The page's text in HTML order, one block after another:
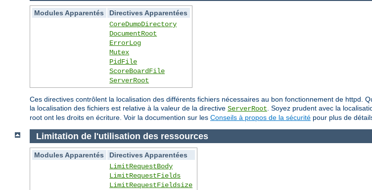
Modules Apparentés
Directives Apparentées
CoreDumpDirectory
DocumentRoot
ErrorLog
Mutex
PidFile
ScoreBoardFile
ServerRoot
Ces directives contrôlent la localisation des différents fichiers nécessaires au bon fonctionnement de httpd.
la localisation des fichiers est relative à la valeur de la directive ServerRoot . Soyez prudent avec la
root ont les droits en écriture. Voir la documention sur les Conseils à propos de la sécurité pour plus de
Limitation de l'utilisation des ressources
Modules Apparentés
Directives Apparentées
LimitRequestBody
LimitRequestFields
LimitRequestFieldsize